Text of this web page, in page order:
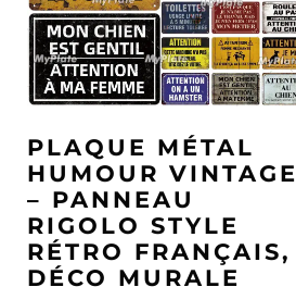
PLAQUE MÉTAL
HUMOUR VINTAGE
– PANNEAU
RIGOLO STYLE
RÉTRO FRANÇAIS,
DÉCO MURALE